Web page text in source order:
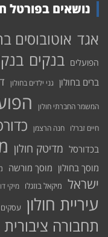
נושאים בפורטל
אגד אוטובוסים
הפועלים בנקים
ברים בחולון גני ילדים בחולון
המשמר החברתי חולון
חיים זברלו חנה הרצמן
בכדורסל מדיטק חולון
מוסך בחולון מוסך מורשה
ישראל מיקאל בוזגלו מיקי
עיריית חולון עסקים
תחבורה ציבורית